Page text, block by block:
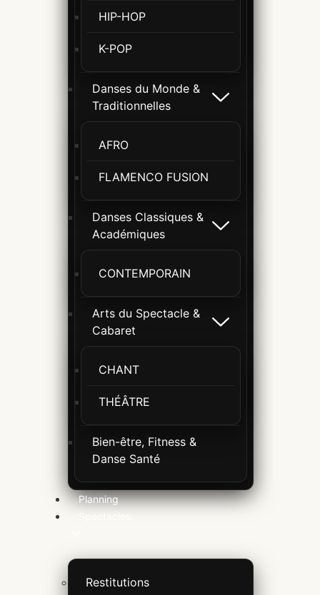
HIP-HOP
K-POP
Danses du Monde &
Traditionnelles
AFRO
FLAMENCO FUSION
Danses Classiques &
Académiques
CONTEMPORAIN
Arts du Spectacle &
Cabaret
CHANT
THÉÂTRE
Bien-être, Fitness &
Danse Santé
Planning
Spectacles
Restitutions